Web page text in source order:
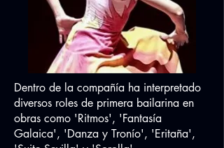
Dentro de la compañía ha interpretado
diversos roles de primera bailarina en
obras como 'Ritmos', 'Fantasía
Galaica', 'Danza y Tronío', 'Eritaña',